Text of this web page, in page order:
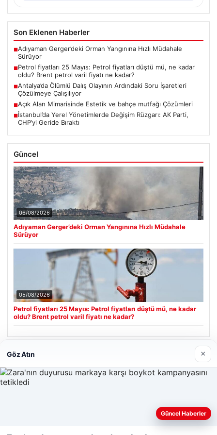
Son Eklenen Haberler
■Adıyaman Gerger’deki Orman Yangınına Hızlı Müdahale
Sürüyor
■Petrol fiyatları 25 Mayıs: Petrol fiyatları düştü mü, ne kadar
oldu? Brent petrol varil fiyatı ne kadar?
■Antalya’da Ölümlü Dalış Olayının Ardındaki Soru İşaretleri
Çözülmeye Çalışılıyor
■Açık Alan Mimarisinde Estetik ve bahçe mutfağı Çözümleri
■İstanbul’da Yerel Yönetimlerde Değişim Rüzgarı: AK Parti,
CHP’yi Geride Bıraktı
Güncel
06/08/2026
Adıyaman Gerger’deki Orman Yangınına Hızlı Müdahale
Sürüyor
05/08/2026
Petrol fiyatları 25 Mayıs: Petrol fiyatları düştü mü, ne kadar
oldu? Brent petrol varil fiyatı ne kadar?
Son Eklenen Firmalar
Hastaş Beton
Web sitemizi nasıl kullandığınızı daha iyi anlayabilmek,
Göz Atın ×
Güncel Haberler